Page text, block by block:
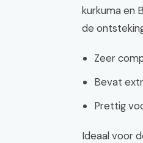
kurkuma en
de
Zeer
Bevat
Prettig
Ideaal voor